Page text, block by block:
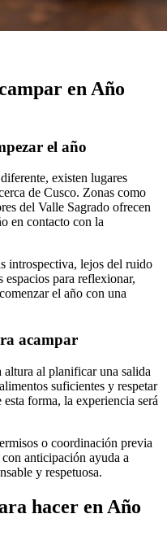
en Año
el año
existen lugares
de Cusco. Zonas como
del Valle Sagrado ofrecen
en contacto con la
introspectiva, lejos del ruido
espacios para reflexionar,
el año con una
acampar
al planificar una salida
suficientes y respetar
forma, la experiencia será
o coordinación previa
anticipación ayuda a
y respetuosa.
hacer en Año